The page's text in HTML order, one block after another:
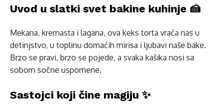
Uvod u slatki svet bakine kuhinje 🍰
Mekana, kremasta i lagana, ova keks torta vraća nas u
detinjstvo, u toplinu domaćih mirisa i ljubavi naše bake.
Brzo se pravi, brzo se pojede, a svaka kašika nosi sa
sobom sočne uspomene.
Sastojci koji čine magiju ✨